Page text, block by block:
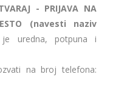
- PRIJAVA NA
(navesti naziv
uredna, potpuna i
na broj telefona: